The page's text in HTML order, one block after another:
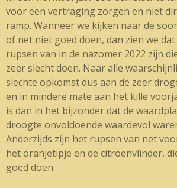
voor een vertraging zorgen en niet
ramp. Wanneer we kijken naar de
of net niet goed doen, dan zien we
rupsen van in de nazomer 2022 zijn
zeer slecht doen. Naar alle
slechte opkomst dus aan de zeer
en in mindere mate aan het kille
is dan in het bijzonder dat de
droogte onvoldoende waardevol
Anderzijds zijn het rupsen van net
het oranjetipje en de citroenvlinder,
goed doen.